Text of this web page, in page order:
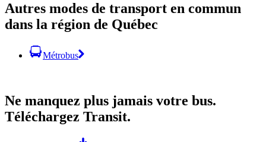
Autres modes de transport en commun
dans la région de Québec
Métrobus
Ne manquez plus jamais votre bus.
Téléchargez Transit.